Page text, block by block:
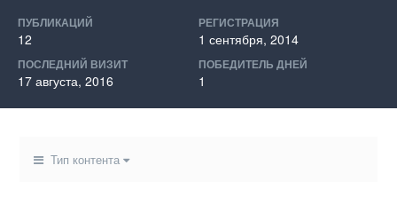
ПУБЛИКАЦИЙ
12
РЕГИСТРАЦИЯ
1 сентября, 2014
ПОСЛЕДНИЙ ВИЗИТ
17 августа, 2016
ПОБЕДИТЕЛЬ ДНЕЙ
1
Тип контента